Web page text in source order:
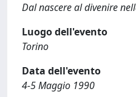
Dal nascere al divenire
Luogo dell'evento
Torino
Data dell'evento
4-5 Maggio 1990